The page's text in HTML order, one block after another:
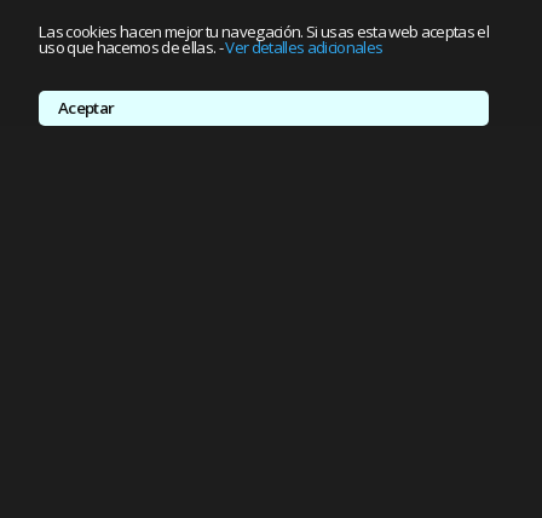
Las cookies hacen mejor tu navegación. Si usas esta web aceptas el
uso que hacemos de ellas.-Ver detalles adicionales
Aceptar